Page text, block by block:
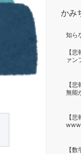
かみ
知ら
【
ァン
【
無能
【
【